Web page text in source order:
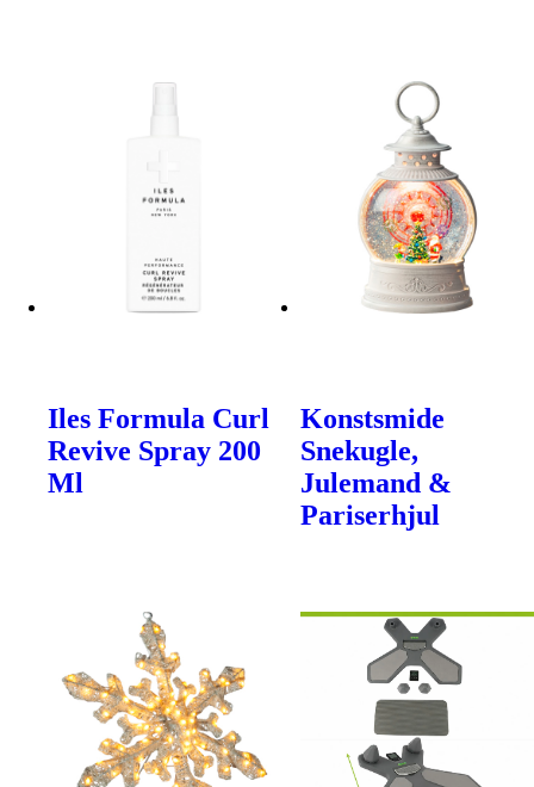
Iles Formula Curl
Revive Spray 200
Ml
Konstsmide
Snekugle,
Julemand &
Pariserhjul